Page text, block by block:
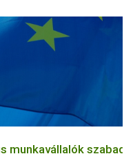
munkavállalók szabad